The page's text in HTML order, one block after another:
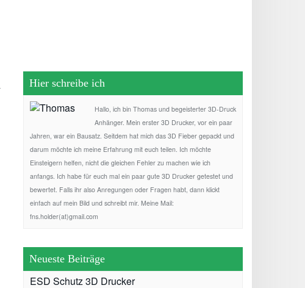
Hier schreibe ich
Hallo, ich bin Thomas und begeisterter 3D-Druck
Anhänger. Mein erster 3D Drucker, vor ein paar
Jahren, war ein Bausatz. Seitdem hat mich das 3D Fieber gepackt und
darum möchte ich meine Erfahrung mit euch teilen. Ich möchte
Einsteigern helfen, nicht die gleichen Fehler zu machen wie ich
anfangs. Ich habe für euch mal ein paar gute 3D Drucker getestet und
bewertet. Falls ihr also Anregungen oder Fragen habt, dann klickt
einfach auf mein Bild und schreibt mir. Meine Mail:
fns.holder(at)gmail.com
Neueste Beiträge
ESD Schutz 3D Drucker